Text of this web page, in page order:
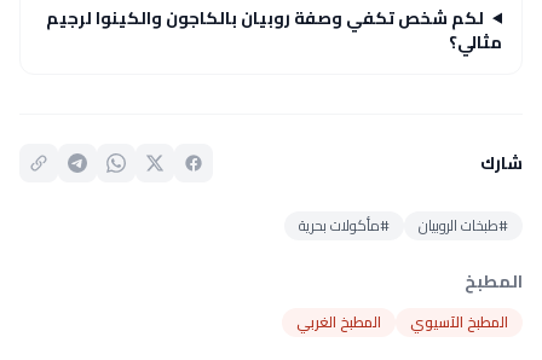
لكم شخص تكفي وصفة روبيان بالكاجون والكينوا لرجيم
مثالي؟
شارك
#طبخات الروبيان #مأكولات بحرية
المطبخ
المطبخ الآسيوي المطبخ الغربي